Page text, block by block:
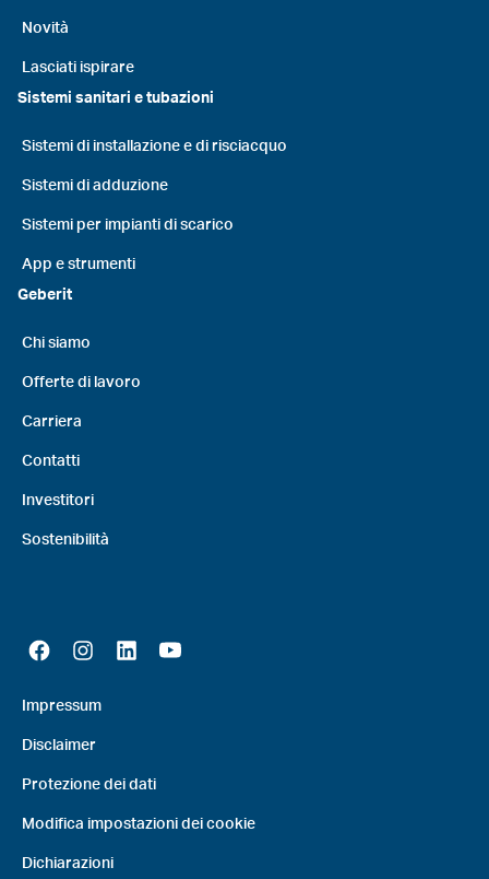
Novità
Lasciati ispirare
Sistemi sanitari e tubazioni
Sistemi di installazione e di risciacquo
Sistemi di adduzione
Sistemi per impianti di scarico
App e strumenti
Geberit
Chi siamo
Offerte di lavoro
Carriera
Contatti
Investitori
Sostenibilità
Impressum
Disclaimer
Protezione dei dati
Modifica impostazioni dei cookie
Dichiarazioni